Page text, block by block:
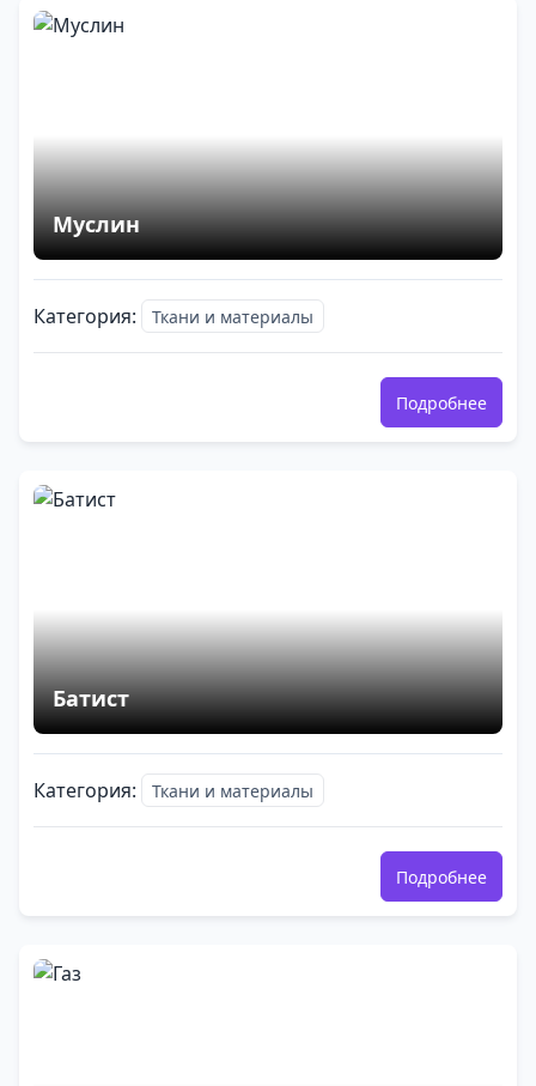
Муслин
Категория: Ткани и материалы
Подробнее
Батист
Категория: Ткани и материалы
Подробнее